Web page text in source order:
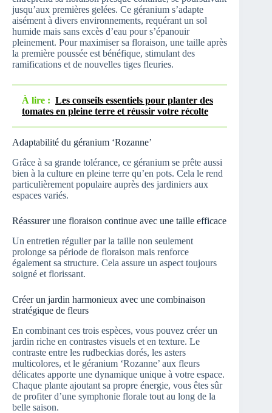
jusqu’aux premières gelées. Ce géranium s’adapte
aisément à divers environnements, requérant un sol
humide mais sans excès d’eau pour s’épanouir
pleinement. Pour maximiser sa floraison, une taille après
la première poussée est bénéfique, stimulant des
ramifications et de nouvelles tiges fleuries.
À lire : Les conseils essentiels pour planter des
tomates en pleine terre et réussir votre récolte
Adaptabilité du géranium ‘Rozanne’
Grâce à sa grande tolérance, ce géranium se prête aussi
bien à la culture en pleine terre qu’en pots. Cela le rend
particulièrement populaire auprès des jardiniers aux
espaces variés.
Réassurer une floraison continue avec une taille efficace
Un entretien régulier par la taille non seulement
prolonge sa période de floraison mais renforce
également sa structure. Cela assure un aspect toujours
soigné et florissant.
Créer un jardin harmonieux avec une combinaison
stratégique de fleurs
En combinant ces trois espèces, vous pouvez créer un
jardin riche en contrastes visuels et en texture. Le
contraste entre les rudbeckias dorés, les asters
multicolores, et le géranium ‘Rozanne’ aux fleurs
délicates apporte une dynamique unique à votre espace.
Chaque plante ajoutant sa propre énergie, vous êtes sûr
de profiter d’une symphonie florale tout au long de la
belle saison.